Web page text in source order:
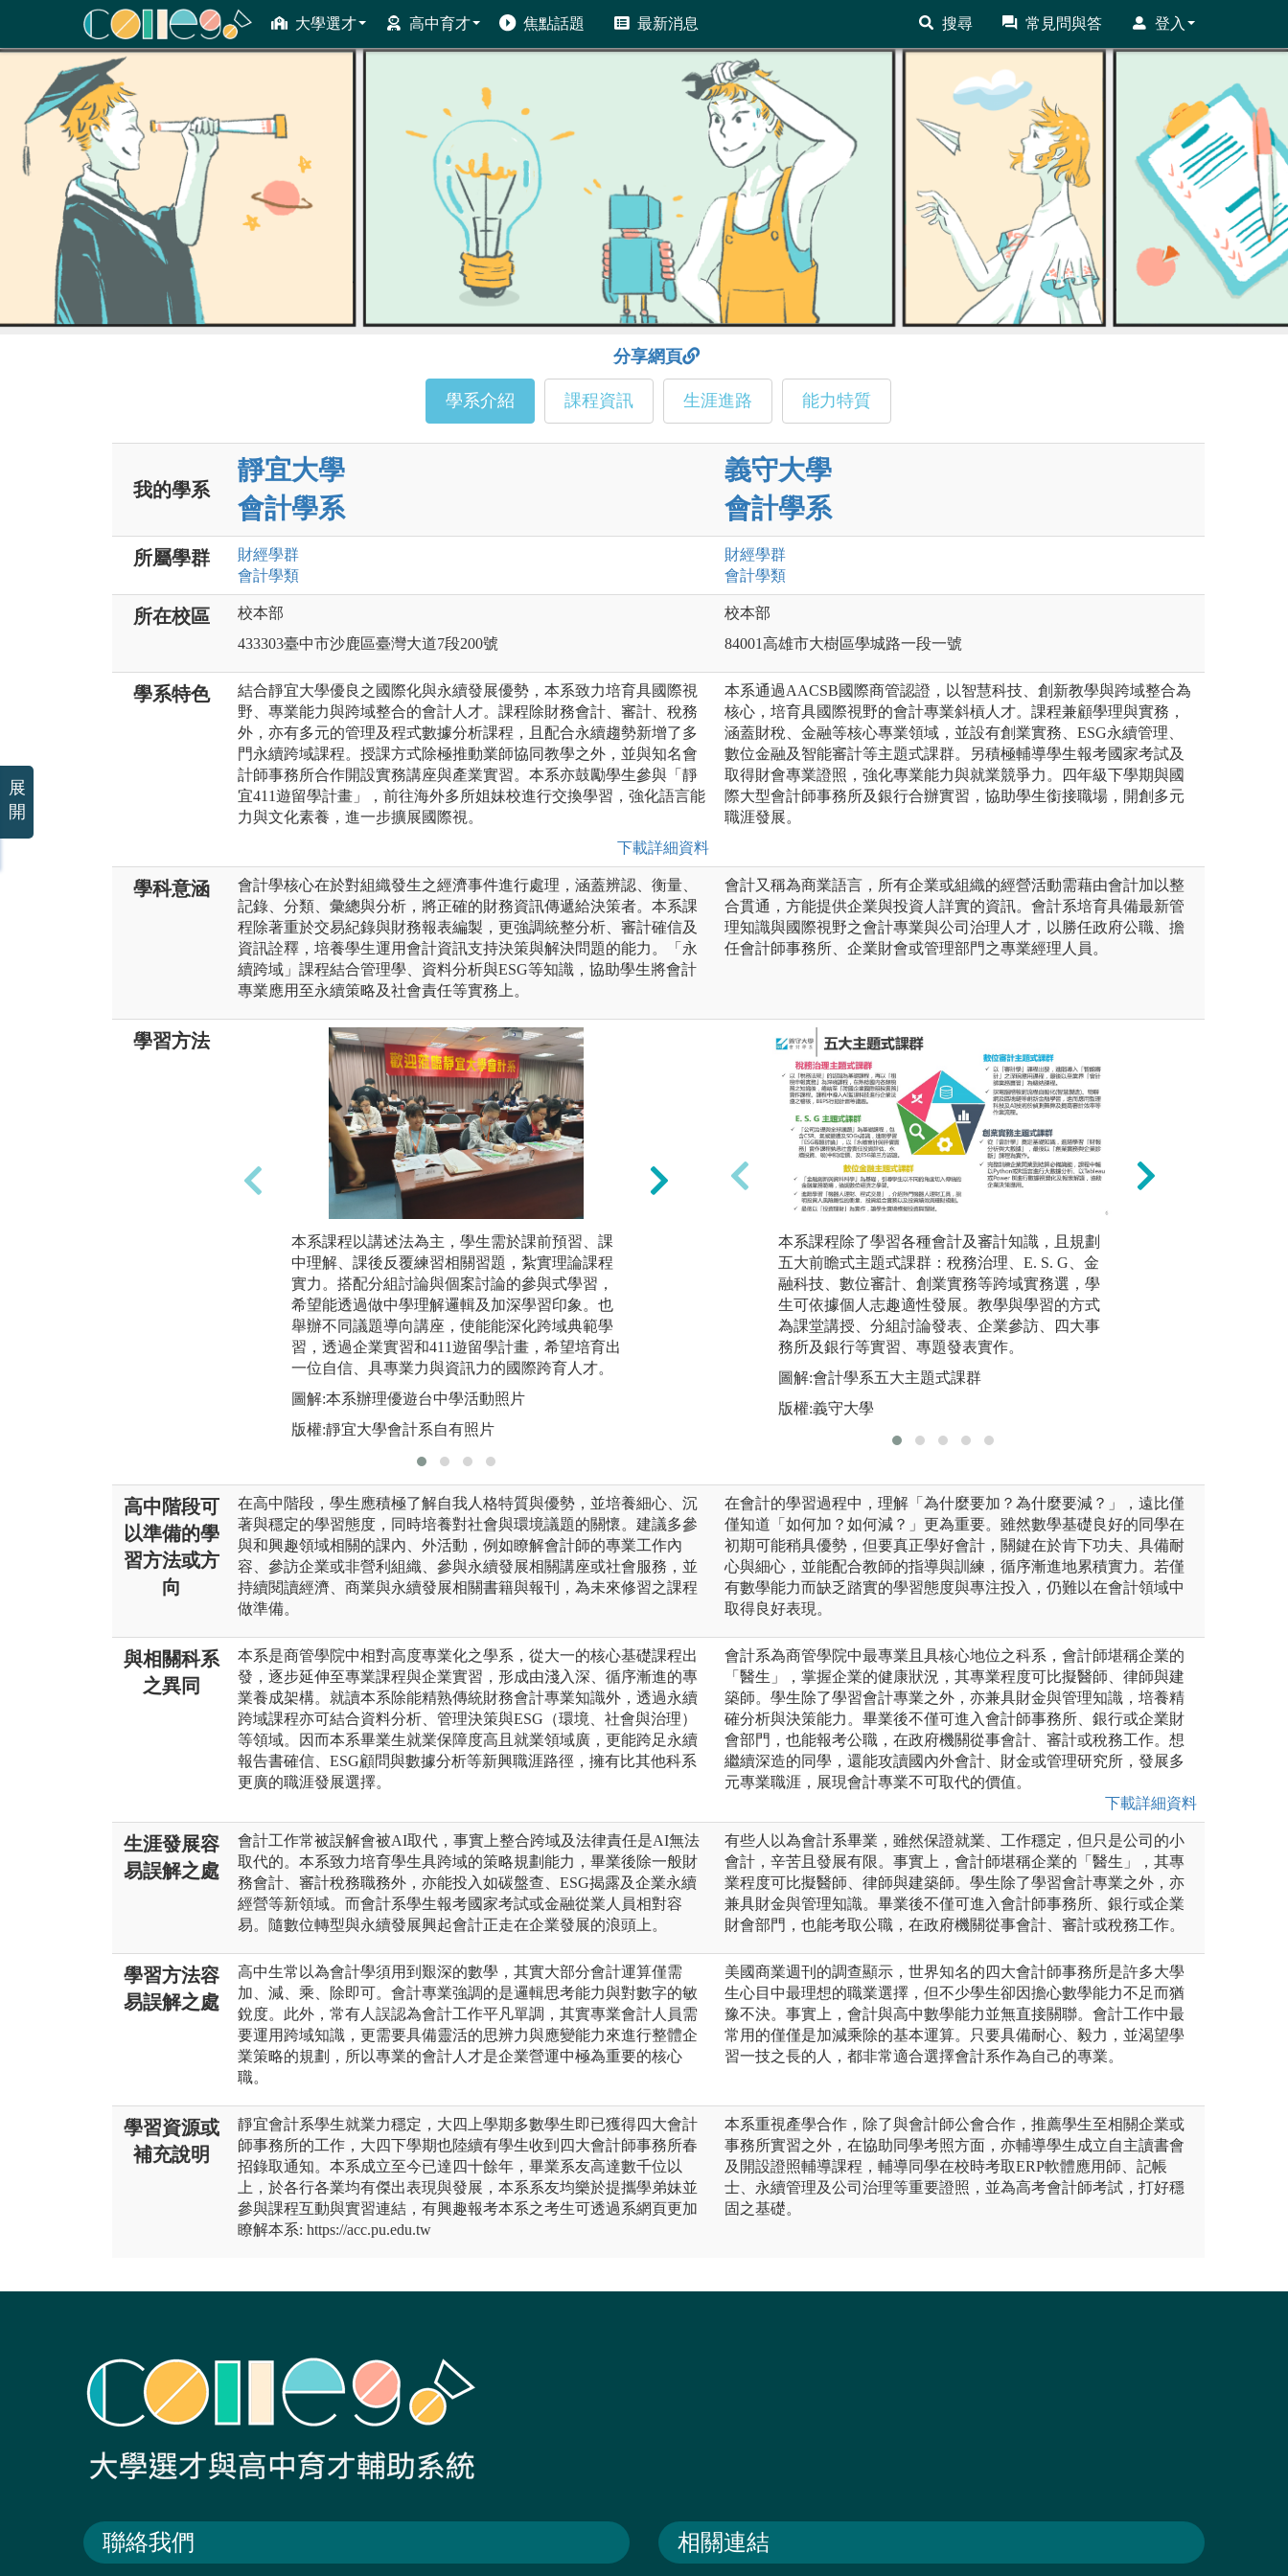
大學選才 高中育才 焦點話題 最新消息 搜尋 常見問與答 登入
ColleGo! 大學選才與高中育才輔助系統
分享網頁
學系介紹 課程資訊 生涯進路 能力特質
我的學系
靜宜大學
會計學系
義守大學
會計學系
所屬學群 財經學群
會計學類
財經學群
會計學類
所在校區
校本部
433303臺中市沙鹿區臺灣大道7段200號
校本部
84001高雄市大樹區學城路一段一號
學系特色
結合靜宜大學優良之國際化與永續發展優勢，本系致力培育具國際視
野、專業能力與跨域整合的會計人才。課程除財務會計、審計、稅務
外，亦有多元的管理及程式數據分析課程，且配合永續趨勢新增了多
門永續跨域課程。授課方式除極推動業師協同教學之外，並與知名會
計師事務所合作開設實務講座與產業實習。本系亦鼓勵學生參與「靜
宜411遊留學計畫」，前往海外多所姐妹校進行交換學習，強化語言能
力與文化素養，進一步擴展國際視。
下載詳細資料
本系通過AACSB國際商管認證，以智慧科技、創新教學與跨域整合為
核心，培育具國際視野的會計專業斜槓人才。課程兼顧學理與實務，
涵蓋財稅、金融等核心專業領域，並設有創業實務、ESG永續管理、
數位金融及智能審計等主題式課群。另積極輔導學生報考國家考試及
取得財會專業證照，強化專業能力與就業競爭力。四年級下學期與國
際大型會計師事務所及銀行合辦實習，協助學生銜接職場，開創多元
職涯發展。
學科意涵
會計學核心在於對組織發生之經濟事件進行處理，涵蓋辨認、衡量、
記錄、分類、彙總與分析，將正確的財務資訊傳遞給決策者。本系課
程除著重於交易紀錄與財務報表編製，更強調統整分析、審計確信及
資訊詮釋，培養學生運用會計資訊支持決策與解決問題的能力。「永
續跨域」課程結合管理學、資料分析與ESG等知識，協助學生將會計
專業應用至永續策略及社會責任等實務上。
會計又稱為商業語言，所有企業或組織的經營活動需藉由會計加以整
合貫通，方能提供企業與投資人詳實的資訊。會計系培育具備最新管
理知識與國際視野之會計專業與公司治理人才，以勝任政府公職、擔
任會計師事務所、企業財會或管理部門之專業經理人員。
學習方法
本系課程以講述法為主，學生需於課前預習、課
中理解、課後反覆練習相關習題，紮實理論課程
實力。搭配分組討論與個案討論的參與式學習，
希望能透過做中學理解邏輯及加深學習印象。也
舉辦不同議題導向講座，使能能深化跨域典範學
習，透過企業實習和411遊留學計畫，希望培育出
一位自信、具專業力與資訊力的國際跨育人才。
圖解:本系辦理優遊台中學活動照片
版權:靜宜大學會計系自有照片
軟體操作: 商業套裝軟體、企業資源規劃、電腦審
計等課程，搭配相關軟體，培養學生實作及考照
圖解:2023 電腦稽核專題競賽得獎照片
版權:靜宜大學會計系自有照片
本系課程除了學習各種會計及審計知識，且規劃
五大前瞻式主題式課群：稅務治理、E. S. G、金
融科技、數位審計、創業實務等跨域實務選，學
生可依據個人志趣適性發展。教學與學習的方式
為課堂講授、分組討論發表、企業參訪、四大事
務所及銀行等實習、專題發表實作。
圖解:會計學系五大主題式課群
版權:義守大學
高中階段可
以準備的學
習方法或方
向
在高中階段，學生應積極了解自我人格特質與優勢，並培養細心、沉
著與穩定的學習態度，同時培養對社會與環境議題的關懷。建議多參
與和興趣領域相關的課內、外活動，例如瞭解會計師的專業工作內
容、參訪企業或非營利組織、參與永續發展相關講座或社會服務，並
持續閱讀經濟、商業與永續發展相關書籍與報刊，為未來修習之課程
做準備。
在會計的學習過程中，理解「為什麼要加？為什麼要減？」，遠比僅
僅知道「如何加？如何減？」更為重要。雖然數學基礎良好的同學在
初期可能稍具優勢，但要真正學好會計，關鍵在於肯下功夫、具備耐
心與細心，並能配合教師的指導與訓練，循序漸進地累積實力。若僅
有數學能力而缺乏踏實的學習態度與專注投入，仍難以在會計領域中
取得良好表現。
與相關科系
之異同
本系是商管學院中相對高度專業化之學系，從大一的核心基礎課程出
發，逐步延伸至專業課程與企業實習，形成由淺入深、循序漸進的專
業養成架構。就讀本系除能精熟傳統財務會計專業知識外，透過永續
跨域課程亦可結合資料分析、管理決策與ESG（環境、社會與治理）
等領域。因而本系畢業生就業保障度高且就業領域廣，更能跨足永續
報告書確信、ESG顧問與數據分析等新興職涯路徑，擁有比其他科系
更廣的職涯發展選擇。
會計系為商管學院中最專業且具核心地位之科系，會計師堪稱企業的
「醫生」，掌握企業的健康狀況，其專業程度可比擬醫師、律師與建
築師。學生除了學習會計專業之外，亦兼具財金與管理知識，培養精
確分析與決策能力。畢業後不僅可進入會計師事務所、銀行或企業財
會部門，也能報考公職，在政府機關從事會計、審計或稅務工作。想
繼續深造的同學，還能攻讀國內外會計、財金或管理研究所，發展多
元專業職涯，展現會計專業不可取代的價值。
下載詳細資料
生涯發展容
易誤解之處
會計工作常被誤解會被AI取代，事實上整合跨域及法律責任是AI無法
取代的。本系致力培育學生具跨域的策略規劃能力，畢業後除一般財
務會計、審計稅務職務外，亦能投入如碳盤查、ESG揭露及企業永續
經營等新領域。而會計系學生報考國家考試或金融從業人員相對容
易。隨數位轉型與永續發展興起會計正走在企業發展的浪頭上。
有些人以為會計系畢業，雖然保證就業、工作穩定，但只是公司的小
會計，辛苦且發展有限。事實上，會計師堪稱企業的「醫生」，其專
業程度可比擬醫師、律師與建築師。學生除了學習會計專業之外，亦
兼具財金與管理知識。畢業後不僅可進入會計師事務所、銀行或企業
財會部門，也能考取公職，在政府機關從事會計、審計或稅務工作。
學習方法容
易誤解之處
高中生常以為會計學須用到艱深的數學，其實大部分會計運算僅需
加、減、乘、除即可。會計專業強調的是邏輯思考能力與對數字的敏
銳度。此外，常有人誤認為會計工作平凡單調，其實專業會計人員需
要運用跨域知識，更需要具備靈活的思辨力與應變能力來進行整體企
業策略的規劃，所以專業的會計人才是企業營運中極為重要的核心
職。
美國商業週刊的調查顯示，世界知名的四大會計師事務所是許多大學
生心目中最理想的職業選擇，但不少學生卻因擔心數學能力不足而猶
豫不決。事實上，會計與高中數學能力並無直接關聯。會計工作中最
常用的僅僅是加減乘除的基本運算。只要具備耐心、毅力，並渴望學
習一技之長的人，都非常適合選擇會計系作為自己的專業。
學習資源或
補充說明
靜宜會計系學生就業力穩定，大四上學期多數學生即已獲得四大會計
師事務所的工作，大四下學期也陸續有學生收到四大會計師事務所春
招錄取通知。本系成立至今已達四十餘年，畢業系友高達數千位以
上，於各行各業均有傑出表現與發展，本系系友均樂於提攜學弟妹並
參與課程互動與實習連結，有興趣報考本系之考生可透過系網頁更加
瞭解本系: https://acc.pu.edu.tw
本系重視產學合作，除了與會計師公會合作，推薦學生至相關企業或
事務所實習之外，在協助同學考照方面，亦輔導學生成立自主讀書會
及開設證照輔導課程，輔導同學在校時考取ERP軟體應用師、記帳
士、永續管理及公司治理等重要證照，並為高考會計師考試，打好穩
固之基礎。
聯絡我們 相關連結
展
開